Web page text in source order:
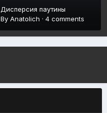
Дисперсия паутины
By Anatolich · 4 comments